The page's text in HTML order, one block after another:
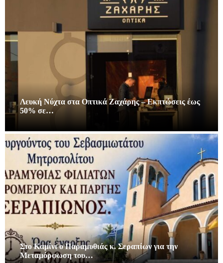
Λευκή Νύχτα στα Οπτικά Ζαχάρης – Εκπτώσεις έως
50% σε…
Στο Καμίνι ο Παραμυθιάς κ. Σεραπίων για την
Μεταμόρφωση του…